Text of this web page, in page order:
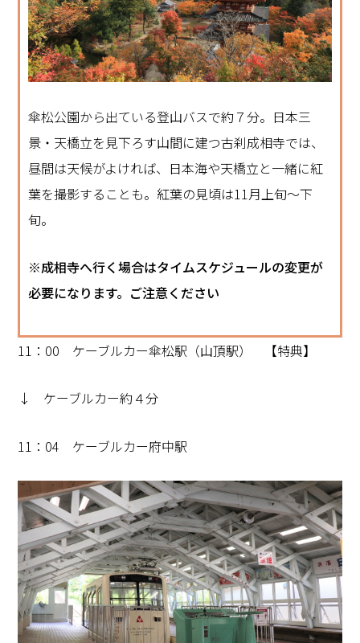
傘松公園から出ている登山バスで約７分。日本三
景・天橋立を見下ろす山間に建つ古刹成相寺では、
昼間は天候がよければ、日本海や天橋立と一緒に紅
葉を撮影することも。紅葉の見頃は11月上旬〜下
旬。
※成相寺へ行く場合はタイムスケジュールの変更が
必要になります。ご注意ください
11：00 ケーブルカー傘松駅（山頂駅） 【特典】
↓ ケーブルカー約４分
11：04 ケーブルカー府中駅